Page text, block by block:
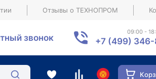
Отзывы о ТЕХНОПРОМ
звонок
09:00 -
+7 (499)